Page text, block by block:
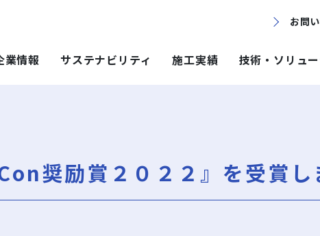
お問
地域別で探す
用途区分から探す
GISマップシステム
ソリューション
お問
業情報
会社概要
組織
サステナビリティ
社会（Social）
ガバ
施工実績
用途区分から探す
GIS
技術・ソリュ
環境技術
ICT
奨励賞２０２２』を受賞し